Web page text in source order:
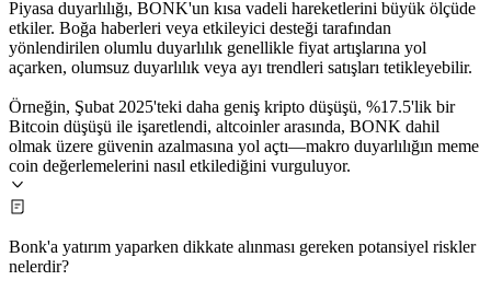
Piyasa duyarlılığı, BONK'un kısa vadeli hareketlerini büyük ölçüde
etkiler. Boğa haberleri veya etkileyici desteği tarafından
yönlendirilen olumlu duyarlılık genellikle fiyat artışlarına yol
açarken, olumsuz duyarlılık veya ayı trendleri satışları tetikleyebilir.
Örneğin, Şubat 2025'teki daha geniş kripto düşüşü, %17.5'lik bir
Bitcoin düşüşü ile işaretlendi, altcoinler arasında, BONK dahil
olmak üzere güvenin azalmasına yol açtı—makro duyarlılığın meme
coin değerlemelerini nasıl etkilediğini vurguluyor.
Bonk'a yatırım yaparken dikkate alınması gereken potansiyel riskler
nelerdir?